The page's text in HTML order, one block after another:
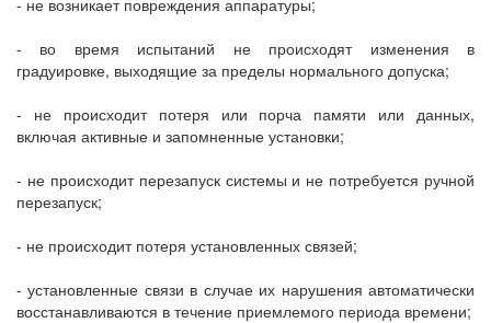
- во время испытаний не происходят изменения в
градуировке, выходящие за пределы нормального допуска;
- не происходит потеря или порча памяти или данных,
включая активные и запомненные установки;
- не происходит перезапуск системы и не потребуется ручной
перезапуск;
- не происходит потеря установленных связей;
- установленные связи в случае их нарушения автоматически
восстанавливаются в течение приемлемого периода времени;